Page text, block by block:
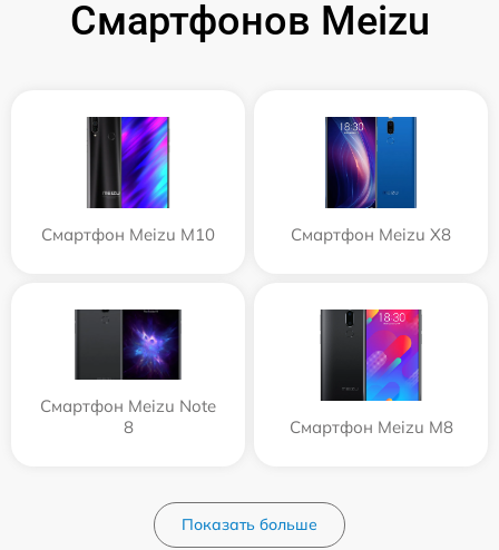
Смартфонов Meizu
Смартфон Meizu M10 Смартфон Meizu X8
Смартфон Meizu Note
8
Смартфон Meizu M8
Показать больше